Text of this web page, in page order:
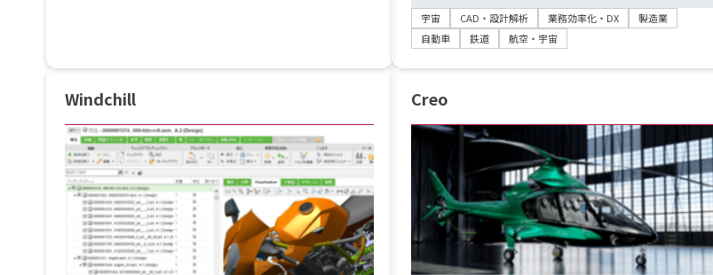
宇宙 CAD・設計解析 業務効率化・DX
製造業
自動車
鉄道 航空・宇宙
Windchill Creo